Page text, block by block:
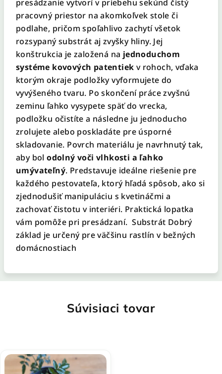
presádzanie vytvorí v priebehu sekúnd čistý
pracovný priestor na akomkoľvek stole či
podlahe, pričom spoľahlivo zachytí všetok
rozsypaný substrát aj zvyšky hliny. Jej
konštrukcia je založená na jednoduchom
systéme kovových patentiek v rohoch, vďaka
ktorým okraje podložky vyformujete do
vyvýšeného tvaru. Po skončení práce zvyšnú
zeminu ľahko vysypete späť do vrecka,
podložku očistíte a následne ju jednoducho
zrolujete alebo poskladáte pre úsporné
skladovanie. Povrch materiálu je navrhnutý tak,
aby bolodolný voči vlhkosti a ľahko
umývateľný. Predstavuje ideálne riešenie pre
každého pestovateľa, ktorý hľadá spôsob, ako si
zjednodušiť manipuláciu s kvetináčmi a
zachovať čistotu v interiéri. Praktická lopatka
vám pomôže pri presádzaní. Substrát Dobrý
základ je určený pre väčšinu rastlín v bežných
domácnostiach
Súvisiaci tovar